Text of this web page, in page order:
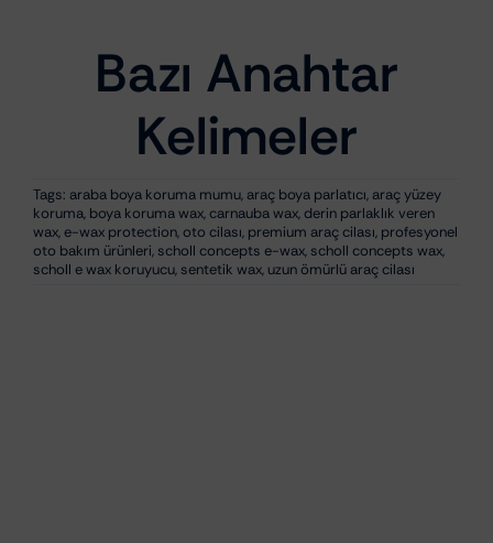
Bazı Anahtar
Kelimeler
wax,e-wax protection,oto cilası, premium araç cilası,profesyonel
oto bakım ürünleri,scholl concepts e-wax,scholl concepts wax
scholl e wax koruyucu,sentetik wax,uzun ömürlü araç cilası